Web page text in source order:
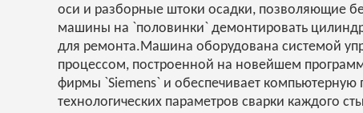
оси и разборные штоки осадки, позволяющие
машины на `половинки` демонтировать
для ремонта.Машина оборудована системой
процессом, построенной на новейшем
фирмы `Siemens` и обеспечивает компьютерную
технологических параметров сварки каждого